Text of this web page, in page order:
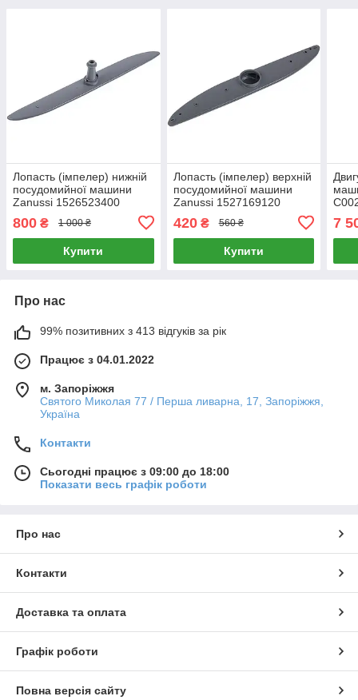
Лопасть (імпелер) нижній
посудомийної машини
Zanussi 1526523400
800 ₴ 1 000 ₴
Купити
Лопасть (імпелер) верхній
посудомийної машини
Zanussi 1527169120
420₴ 560 ₴
Купити
7
Про нас
99% позитивних з 413 відгуків за рік
Працює з 04.01.2022
м. Запоріжжя
Святого Миколая 77 / Перша ливарна, 17, Запоріжжя,
Україна
Контакти
Сьогодні працює з 09:00 до 18:00
Показати весь графік роботи
Про нас
Контакти
Доставка та оплата
Графік роботи
Повна версія сайту